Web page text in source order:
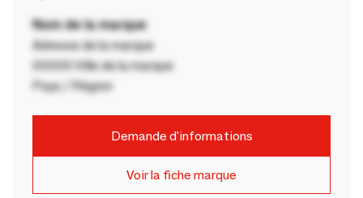
Nom de la marque
Adresse de la marque
00000 Ville de la marque
Pays / Région
Demande d'informations
Voir la fiche marque